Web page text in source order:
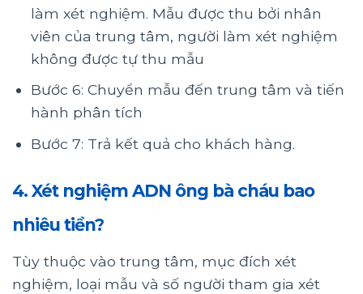
làm xét nghiệm. Mẫu được thu bởi nhân
viên của trung tâm, người làm xét nghiệm
không được tự thu mẫu
Bước 6: Chuyển mẫu đến trung tâm và tiến
hành phân tích
Bước 7: Trả kết quả cho khách hàng.
4. Xét nghiệm ADN ông bà cháu bao
nhiêu tiền?
Tùy thuộc vào trung tâm, mục đích xét
nghiệm, loại mẫu và số người tham gia xét